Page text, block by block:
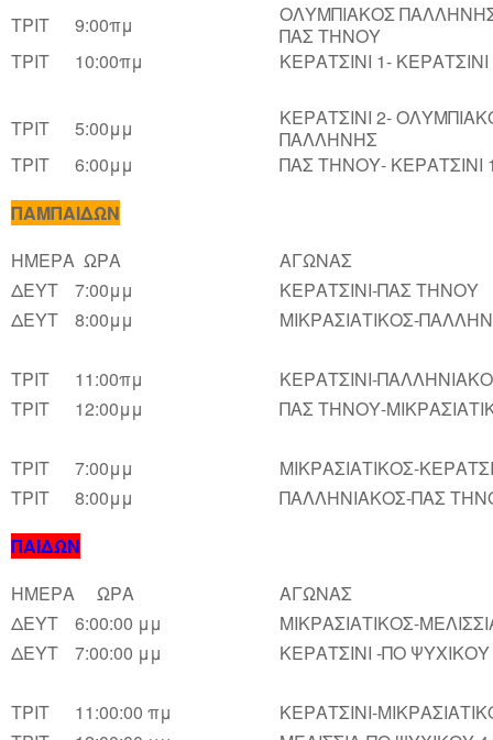
ΤΡΙΤ 9:00πμ
ΟΛΥΜΠΙΑΚΟΣ
ΠΑΣ ΤΗΝΟΥ
ΤΡΙΤ
10:00πμ ΚΕΡΑΤΣΙΝΙ 1-
ΤΡΙΤ 5:00μμ
ΚΕΡΑΤΣΙΝΙ 2-
ΠΑΛΛΗΝΗΣ
ΤΡΙΤ
6:00μμ
ΠΑΣ ΤΗΝΟΥ- ΚΕΡΑΤΣΙΝΙ
ΠΑΜΠΑΙΔΩΝ
ΗΜΕΡΑ ΩΡΑ
ΑΓΩΝΑΣ
ΔΕΥΤ
7:00μμ
ΚΕΡΑΤΣΙΝΙ-ΠΑΣ
ΔΕΥΤ
8:00μμ ΜΙΚΡΑΣΙΑΤΙΚΟΣ-
ΤΡΙΤ 11:00πμ
ΚΕΡΑΤΣΙΝΙ-
ΤΡΙΤ
12:00μμ ΠΑΣ ΤΗΝΟΥ-
ΤΡΙΤ 7:00μμ
ΜΙΚΡΑΣΙΑΤΙΚΟΣ-
ΤΡΙΤ
8:00μμ
ΠΑΛΛΗΝΙΑΚΟΣ-ΠΑΣ
ΠΑΙΔΩΝ
ΗΜΕΡΑ ΩΡΑ
ΑΓΩΝΑΣ
ΔΕΥΤ
6:00:00 μμ
ΜΙΚΡΑΣΙΑΤΙΚΟΣ-
ΔΕΥΤ
7:00:00 μμ ΚΕΡΑΤΣΙΝΙ -ΠΟ ΨΥΧΙΚΟΥ
ΤΡΙΤ 11:00:00 πμ
ΚΕΡΑΤΣΙΝΙ-